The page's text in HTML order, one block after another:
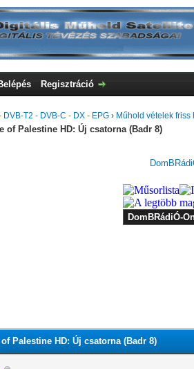
Regisztráció
DVB-T2 - DVB-C - DX - EPG › Műhold vételek friss
of Palestine HD: Új csatorna (Badr 8)
Palestine HD: Új csatorna (Badr 8)